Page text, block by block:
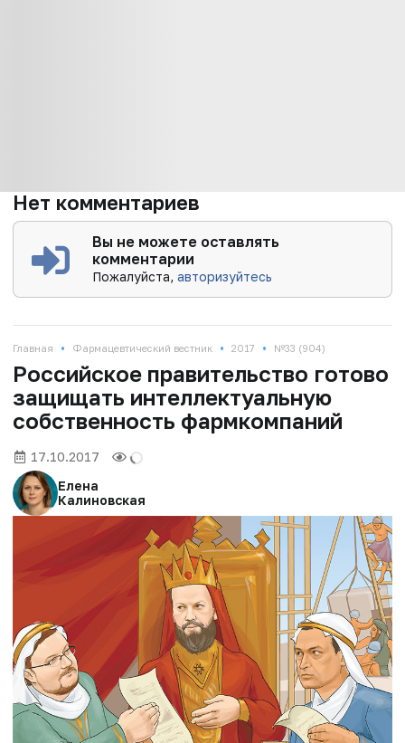
Нет комментариев
Вы не можете оставлять
комментарии
Пожалуйста,авторизуйтесь
Главная • Фармацевтический вестник • 2017 • №33 (904)
Российское правительство готово
защищать интеллектуальную
собственность фармкомпаний
17.10.2017
Елена
Калиновская